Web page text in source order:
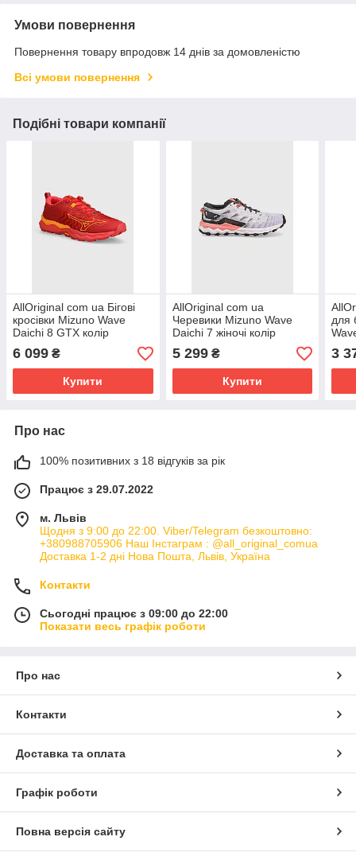
Умови повернення
Повернення товару впродовж 14 днів за домовленістю
Всі умови повернення
Подібні товари компанії
AllOriginal com ua Бігові
кросівки Mizuno Wave
Daichi 8 GTX колір
червоний J1GJ2456
РОЗМІРИ ЗАПИТУЙТЕ
6 099 ₴
Купити
AllOriginal com ua
Черевики Mizuno Wave
Daichi 7 жіночі колір
фіолетовий РОЗМІРИ
ЗАПИТУЙТЕ
5 299₴
Купити
для
3
Про нас
100% позитивних з 18 відгуків за рік
Працює з 29.07.2022
м. Львів
Щодня з 9:00 до 22:00. Viber/Telegram безкоштовно:
+380988705906 Наш Інстаграм : @all_original_comua
Доставка 1-2 дні Нова Пошта, Львів, Україна
Контакти
Сьогодні працює з 09:00 до 22:00
Показати весь графік роботи
Про нас
Контакти
Доставка та оплата
Графік роботи
Повна версія сайту